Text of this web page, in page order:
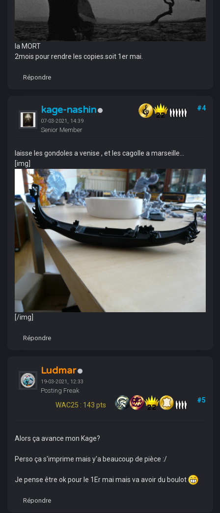
la MORT
2mois pour rendre les copies.soit 1er mai.
Répondre
kage-nashin
07-03-2021, 14:39
Senior Member
#4
laisse les gondoles a venise , et les cagolle a marseille...
[img]
[/img]
Répondre
Ludmar
19-03-2021, 12:33
Posting Freak
WAC25 : 143 pts
#5
Alors ça avance mon Kage?
Perso ça s'imprime mais y'a beaucoup de pièce :/
Je pense être ok pour le 1Er mai mais va avoir du boulot
Répondre